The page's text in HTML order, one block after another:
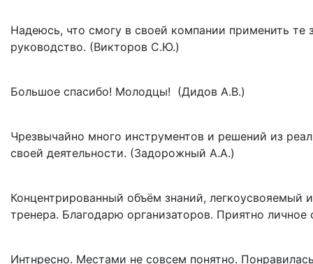
Надеюсь, что смогу в своей компании применить те
руководство. (Викторов С.Ю.)
Большое спасибо! Молодцы! (Дидов А.В.)
Чрезвычайно много инструментов и решений из
своей деятельности. (Задорожный А.А.)
Концентрированный объём знаний, легкоусвояемый
тренера. Благодарю организаторов. Приятно
Интнресно. Местами не совсем понятно.